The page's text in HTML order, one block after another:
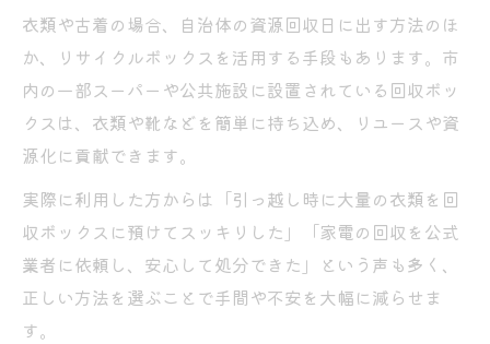
衣類や古着の場合、自治体の資源回収日に出す方法のほ
か、リサイクルボックスを活用する手段もあります。市
内の一部スーパーや公共施設に設置されている回収ボッ
クスは、衣類や靴などを簡単に持ち込め、リユースや資
源化に貢献できます。
実際に利用した方からは「引っ越し時に大量の衣類を回
収ボックスに預けてスッキリした」「家電の回収を公式
業者に依頼し、安心して処分できた」という声も多く、
正しい方法を選ぶことで手間や不安を大幅に減らせま
す。